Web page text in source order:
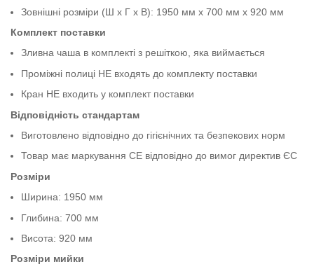
Зовнішні розміри (Ш x Г x В): 1950 мм x 700 мм x 920 мм
Комплект поставки
Зливна чаша в комплекті з решіткою, яка виймається
Проміжні полиці НЕ входять до комплекту поставки
Кран НЕ входить у комплект поставки
Відповідність стандартам
Виготовлено відповідно до гігієнічних та безпекових норм
Товар має маркування CE відповідно до вимог директив ЄС
Розміри
Ширина: 1950 мм
Глибина: 700 мм
Висота: 920 мм
Розміри мийки